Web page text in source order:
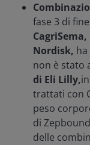
fase 3 di
Nordisk,
non è stato
di Eli Lilly,
trattati con
peso
di
delle